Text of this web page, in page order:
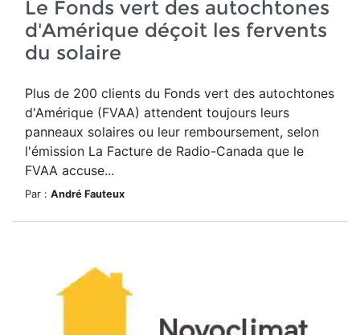
Le Fonds vert des autochtones
d'Amérique déçoit les fervents
du solaire
Plus de 200 clients du Fonds vert des autochtones
d'Amérique (FVAA) attendent toujours leurs
panneaux solaires ou leur remboursement, selon
l'émission La Facture de Radio-Canada que le
FVAA accuse...
Par : André Fauteux